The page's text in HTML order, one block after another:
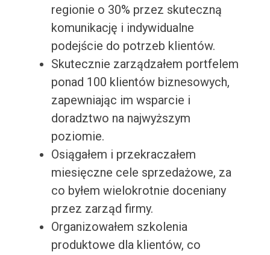
regionie o 30% przez skuteczną
komunikację i indywidualne
podejście do potrzeb klientów.
Skutecznie zarządzałem portfelem
ponad 100 klientów biznesowych,
zapewniając im wsparcie i
doradztwo na najwyższym
poziomie.
Osiągałem i przekraczałem
miesięczne cele sprzedażowe, za
co byłem wielokrotnie doceniany
przez zarząd firmy.
Organizowałem szkolenia
produktowe dla klientów, co